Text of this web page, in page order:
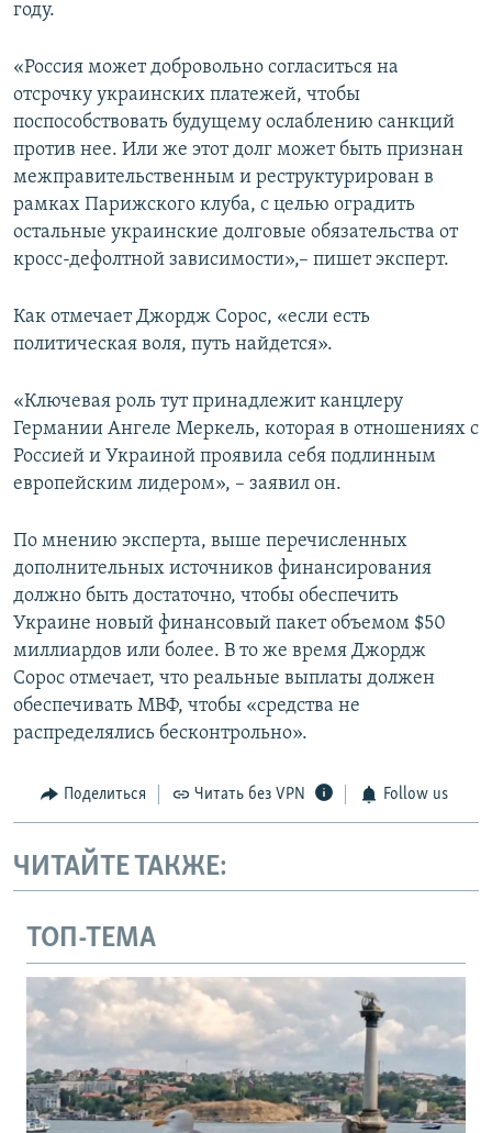
году.
«Россия может добровольно согласиться на
отсрочку украинских платежей, чтобы
поспособствовать будущему ослаблению санкций
против нее. Или же этот долг может быть признан
межправительственным и реструктурирован в
рамках Парижского клуба, с целью оградить
остальные украинские долговые обязательства от
кросс-дефолтной зависимости»,– пишет эксперт.
Как отмечает Джордж Сорос, «если есть
политическая воля, путь найдется».
«Ключевая роль тут принадлежит канцлеру
Германии Ангеле Меркель, которая в отношениях с
Россией и Украиной проявила себя подлинным
европейским лидером», – заявил он.
По мнению эксперта, выше перечисленных
дополнительных источников финансирования
должно быть достаточно, чтобы обеспечить
Украине новый финансовый пакет объемом $50
миллиардов или более. В то же время Джордж
Сорос отмечает, что реальные выплаты должен
обеспечивать МВФ, чтобы «средства не
распределялись бесконтрольно».
Поделиться Читать без VPN Follow us
ЧИТАЙТЕ ТАКЖЕ:
ТОП-ТЕМА